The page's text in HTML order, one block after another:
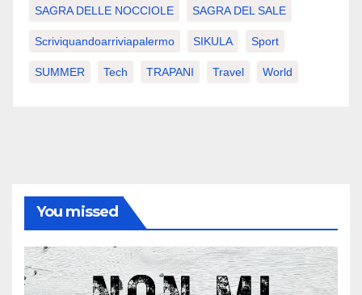
SAGRA DELLE NOCCIOLE SAGRA DEL SALE
Scriviquandoarriviapalermo SIKULA Sport
SUMMER Tech TRAPANI Travel World
You missed